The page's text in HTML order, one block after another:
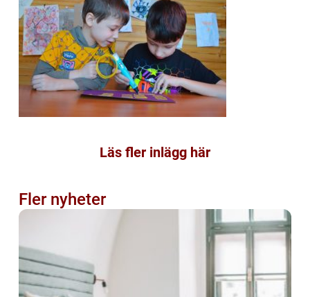
Läs fler inlägg här
Fler nyheter